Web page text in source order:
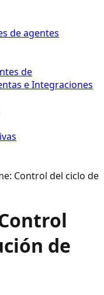
de agentes
de
e Integraciones
Control del ciclo de
de